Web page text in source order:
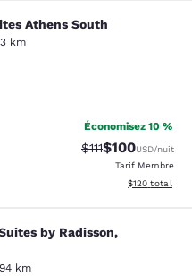
South
Athens South
km
commentaires
Économisez 10 %
Tarif barré :
$111Tarif réduit :
$100USD/nuit
Tarif Membre
Afficher les
$120 total
by Radisson,
by Radisson,
km